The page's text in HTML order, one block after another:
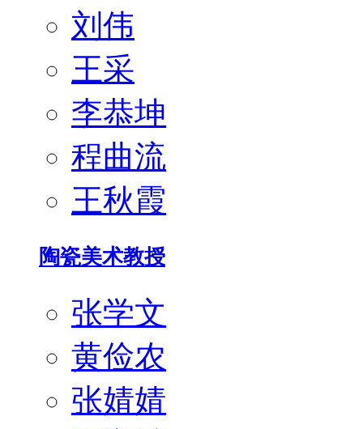
刘伟
王采
李恭坤
程曲流
王秋霞
陶瓷美术教授
张学文
黄俭农
张婧婧